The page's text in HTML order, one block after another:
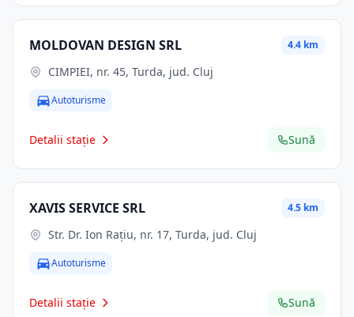
MOLDOVAN DESIGN SRL 4.4 km
CIMPIEI, nr. 45, Turda, jud. Cluj
Autoturisme
Detalii stație Sună
XAVIS SERVICE SRL 4.5 km
Str. Dr. Ion Raţiu, nr. 17, Turda, jud. Cluj
Autoturisme
Detalii stație Sună